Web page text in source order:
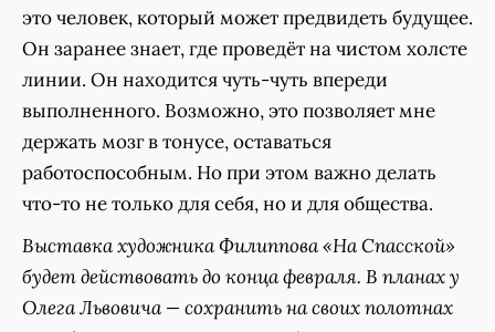
это человек, который может предвидеть будущее.
Он заранее знает, где проведёт на чистом холсте
линии. Он находится чуть-чуть впереди
выполненного. Возможно, это позволяет мне
держать мозг в тонусе, оставаться
работоспособным. Но при этом важно делать
что-то не только для себя, но и для общества.
Выставка художника Филиппова «На Спасской»
будет действовать до конца февраля. В планах у
Олега Львовича — сохранить на своих полотнах